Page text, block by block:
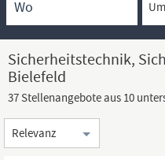
Sicherheitstechnik,
Bielefeld
37 Stellenangebote aus 10
Sortierung